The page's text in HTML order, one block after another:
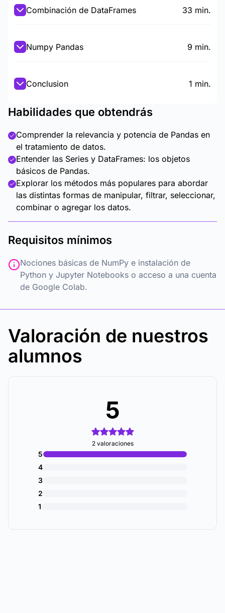
Combinación de DataFrames 33 min.
Numpy Pandas 9 min.
Conclusion 1 min.
Habilidades que obtendrás
Comprender la relevancia y potencia de Pandas en
el tratamiento de datos.
Entender las Series y DataFrames: los objetos
básicos de Pandas.
Explorar los métodos más populares para abordar
las distintas formas de manipular, filtrar, seleccionar,
combinar o agregar los datos.
Requisitos mínimos
Nociones básicas de NumPy e instalación de
Python y Jupyter Notebooks o acceso a una cuenta
de Google Colab.
Valoración de nuestros
alumnos
5
2 valoraciones
5
4
3
2
1